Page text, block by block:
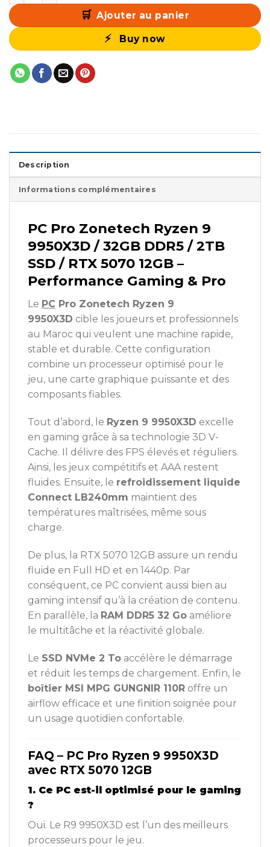
Ajouter au panier
Buy now
Description
Informations complémentaires
PC Pro Zonetech Ryzen 9
9950X3D / 32GB DDR5 / 2TB
SSD / RTX 5070 12GB –
Performance Gaming & Pro
Le PC Pro Zonetech Ryzen 9
9950X3D cible les joueurs et professionnels
au Maroc qui veulent une machine rapide,
stable et durable. Cette configuration
combine un processeur optimisé pour le
jeu, une carte graphique puissante et des
composants fiables.
Tout d’abord, le Ryzen 9 9950X3D excelle
en gaming grâce à sa technologie 3D V-
Cache. Il délivre des FPS élevés et réguliers.
Ainsi, les jeux compétitifs et AAA restent
fluides. Ensuite, le refroidissement liquide
Connect LB240mm maintient des
températures maîtrisées, même sous
charge.
De plus, la RTX 5070 12GB assure un rendu
fluide en Full HD et en 1440p. Par
conséquent, ce PC convient aussi bien au
gaming intensif qu’à la création de contenu.
En parallèle, la RAM DDR5 32 Go améliore
le multitâche et la réactivité globale.
Le SSD NVMe 2 To accélère le démarrage
et réduit les temps de chargement. Enfin, le
boîtier MSI MPG GUNGNIR 110R offre un
airflow efficace et une finition soignée pour
un usage quotidien confortable.
FAQ – PC Pro Ryzen 9 9950X3D
avec RTX 5070 12GB
1. Ce PC est-il optimisé pour le gaming
?
Oui. Le R9 9950X3D est l’un des meilleurs
processeurs pour le jeu.